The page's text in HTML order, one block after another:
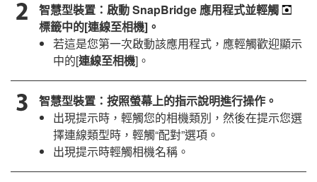
智慧型裝置：啟動SnapBridge 應用程式並輕觸
標籤中的[連線至相機]。
若這是您第一次啟動該應用程式，應輕觸歡迎顯示
中的[連線至相機]。
智慧型裝置：按照螢幕上的指示說明進行操作。
出現提示時，輕觸您的相機類別，然後在提示您選
擇連線類型時，輕觸“配對”選項。
出現提示時輕觸相機名稱。